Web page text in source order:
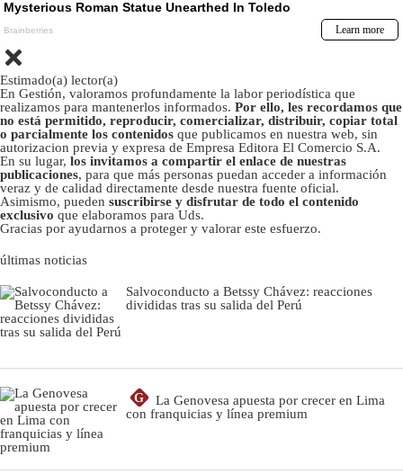
Estimado(a) lector(a)
En Gestión, valoramos profundamente la labor periodística que
realizamos para mantenerlos informados. Por ello, les recordamos que
no está permitido, reproducir, comercializar, distribuir, copiar total
o parcialmente los contenidos que publicamos en nuestra web, sin
autorizacion previa y expresa de Empresa Editora El Comercio S.A.
En su lugar, los invitamos a compartir el enlace de nuestras
publicaciones, para que más personas puedan acceder a información
veraz y de calidad directamente desde nuestra fuente oficial.
Asimismo, pueden suscribirse y disfrutar de todo el contenido
exclusivo que elaboramos para Uds.
Gracias por ayudarnos a proteger y valorar este esfuerzo.
últimas noticias
Salvoconducto a Betssy Chávez: reacciones
divididas tras su salida del Perú
G
La Genovesa apuesta por crecer en Lima
con franquicias y línea premium